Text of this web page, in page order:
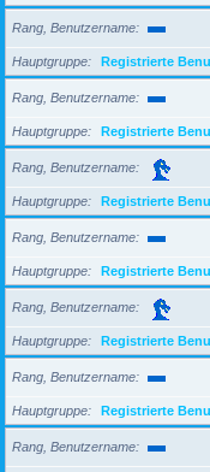
Rang, Benutzername
Hauptgruppe Registrierte
Rang, Benutzername
Hauptgruppe Registrierte
Rang, Benutzername
Hauptgruppe Registrierte
Rang, Benutzername
Hauptgruppe Registrierte
Rang, Benutzername
Hauptgruppe Registrierte
Rang, Benutzername
Hauptgruppe Registrierte
Rang, Benutzername